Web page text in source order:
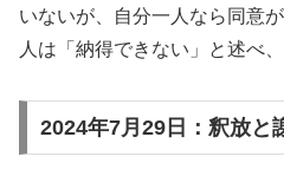
いないが、自分一人なら同意
人は「納得できない」と述べ
2024年7月29日：釈放と